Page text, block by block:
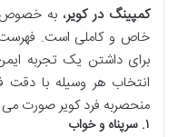
کمپینگ در کویر، به خصوص
خاص و کاملی است. فهرست
برای داشتن یک تجربه
انتخاب هر وسیله با دقت
منحصربه فرد کویر صورت می
۱. سرپناه و خواب